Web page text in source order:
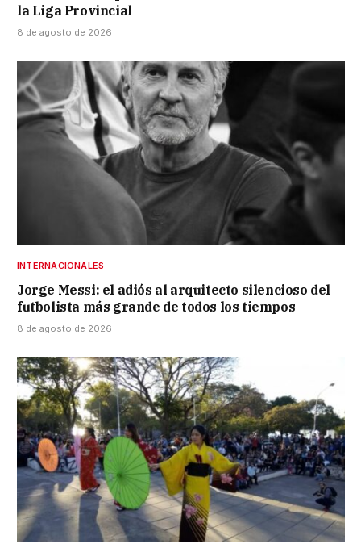
la Liga Provincial
8 de agosto de 2026
INTERNACIONALES
Jorge Messi: el adiós al arquitecto silencioso del
futbolista más grande de todos los tiempos
8 de agosto de 2026